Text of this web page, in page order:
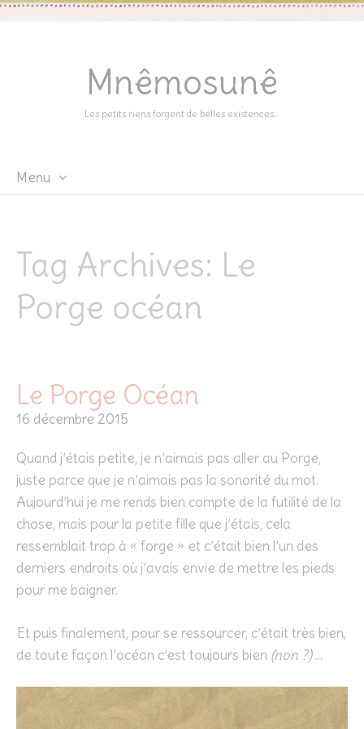
Mnêmosunê
Les petits riens forgent de belles existences…
Menu
Tag Archives: Le
Porge océan
Le Porge Océan
16 décembre 2015
Quand j’étais petite, je n’aimais pas aller au Porge,
juste parce que je n’aimais pas la sonorité du mot.
Aujourd’hui je me rends bien compte de la futilité de la
chose, mais pour la petite fille que j’étais, cela
ressemblait trop à « forge » et c’était bien l’un des
derniers endroits où j’avais envie de mettre les pieds
pour me baigner.
Et puis finalement, pour se ressourcer, c’était très bien,
de toute façon l’océan c’est toujours bien (non ?)…